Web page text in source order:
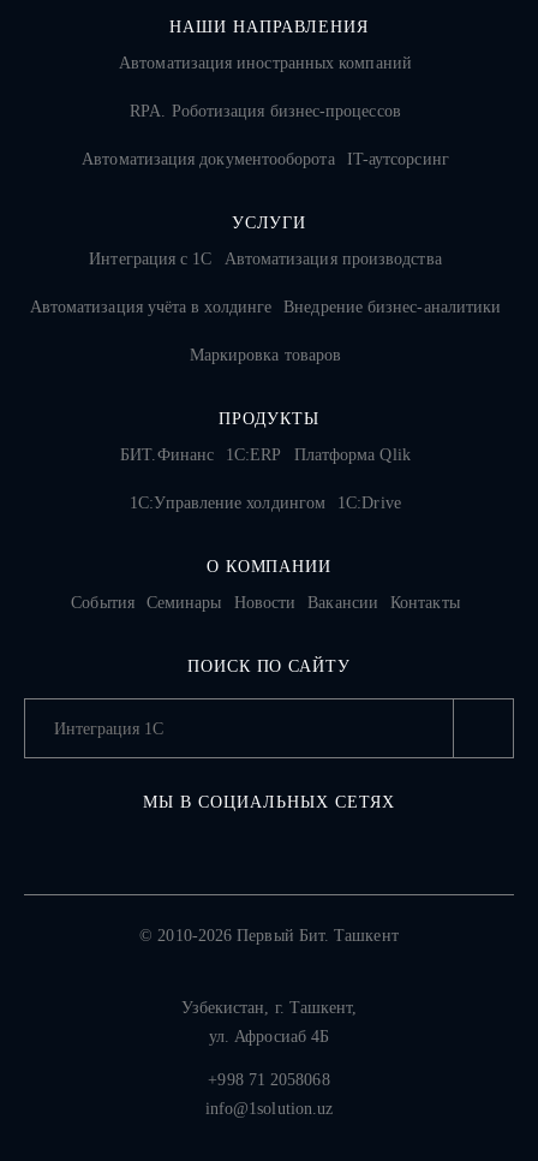
НАШИ НАПРАВЛЕНИЯ
Автоматизация иностранных компаний
RPA. Роботизация бизнес-процессов
Автоматизация документооборота IT-аутсорсинг
УСЛУГИ
Интеграция с 1С
Автоматизация производства
Автоматизация учёта в холдинге Внедрение бизнес-аналитики
Маркировка товаров
ПРОДУКТЫ
БИТ.Финанс
1С:ERP Платформа Qlik
1С:Управление холдингом 1C:Drive
О КОМПАНИИ
События
Семинары Новости Вакансии Контакты
ПОИСК ПО САЙТУ
МЫ В СОЦИАЛЬНЫХ СЕТЯХ
© 2010-2026 Первый Бит. Ташкент
Узбекистан, г. Ташкент,
ул. Афросиаб 4Б
+998 71 2058068
info@1solution.uz